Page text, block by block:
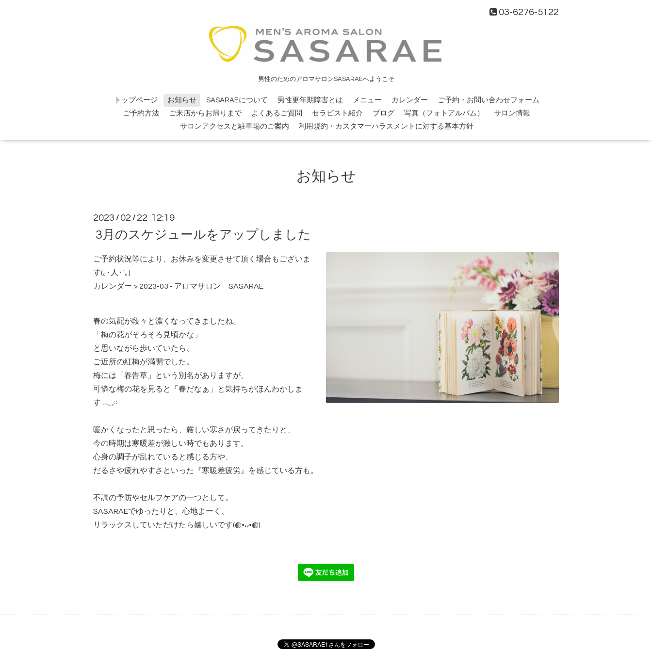
03-6276-5122
男性のためのアロマサロンSASARAEへようこそ
トップページ お知らせ SASARAEについて 男性更年期障害とは メニュー カレンダー
ご予約・お問い合わせフォーム
ご予約方法
ご来店からお帰りまで よくあるご質問 セラピスト紹介 ブログ 写真（フォトアルバム）
サロン情報
サロンアクセスと駐車場のご案内
利用規約・カスタマーハラスメントに対する基本方針
お知らせ
2023 / 02 / 22 12:19
3月のスケジュールをアップしました
ご予約状況等により、お休みを変更させて頂く場合もございま
す(｡･人･`｡)
カレンダー > 2023-03 - アロマサロン SASARAE
春の気配が段々と濃くなってきましたね。
「梅の花がそろそろ見頃かな」
と思いながら歩いていたら、
ご近所の紅梅が満開でした。
梅には「春告草」という別名がありますが、
可憐な梅の花を見ると「春だなぁ」と気持ちがほんわかしま
す 𓂃𓈒𓏸
暖かくなったと思ったら、厳しい寒さが戻ってきたりと、
今の時期は寒暖差が激しい時でもあります。
心身の調子が乱れていると感じる方や、
だるさや疲れやすさといった『寒暖差疲労 』を感じている方も。
不調の予防やセルフケアの一つとして。
SASARAEでゆったりと、心地よーく、
リラックスしていただけたら嬉しいです(◍•ᴗ•◍)